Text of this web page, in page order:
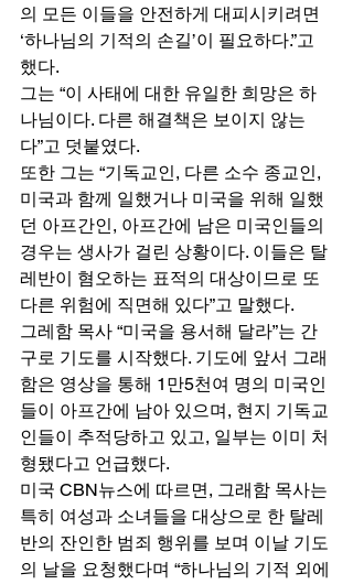
의 모든 이들을 안전하게 대피시키려면
‘하나님의 기적의 손길’이 필요하다.”고
했다.
그는 “이 사태에 대한 유일한 희망은 하
나님이다. 다른 해결책은 보이지 않는
다”고 덧붙였다.
또한 그는 “기독교인, 다른 소수 종교인,
미국과 함께 일했거나 미국을 위해 일했
던 아프간인, 아프간에 남은 미국인들의
경우는 생사가 걸린 상황이다. 이들은 탈
레반이 혐오하는 표적의 대상이므로 또
다른 위험에 직면해 있다”고 말했다.
그레함 목사 “미국을 용서해 달라”는 간
구로 기도를 시작했다. 기도에 앞서 그래
함은 영상을 통해 1만5천여 명의 미국인
들이 아프간에 남아 있으며, 현지 기독교
인들이 추적당하고 있고, 일부는 이미 처
형됐다고 언급했다.
미국 CBN뉴스에 따르면, 그래함 목사는
특히 여성과 소녀들을 대상으로 한 탈레
반의 잔인한 범죄 행위를 보며 이날 기도
의 날을 요청했다며 “하나님의 기적 외에